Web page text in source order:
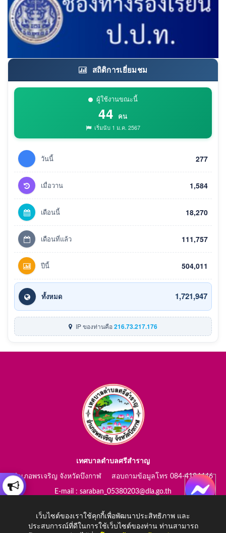
สถิติการเยี่ยมชม
ผู้ใช้งานขณะนี้
44 คน
เริ่มนับ 1 ม.ค. 2567
วันนี้ 277
เมื่อวาน 1,584
เดือนนี้ 18,270
เดือนที่แล้ว 111,757
ปีนี้ 504,011
ทั้งหมด 1,721,947
IP ของท่านคือ216.73.217.176
เทศบาลตำบลศรีสำราญ
อำเภอพรเจริญ จังหวัดบึงกาฬ สอบถามข้อมูลโทร 084-4184446
E-mail : saraban_05380203@dla.go.th
เว็บไซต์ของเราใช้คุกกี้เพื่อพัฒนาประสิทธิภาพ และ
ประสบการณ์ที่ดีในการใช้เว็บไซต์ของท่าน ท่านสามารถ